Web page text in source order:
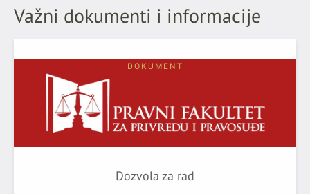
Važni dokumenti i informacije
DOKUMENT
Dozvola za rad